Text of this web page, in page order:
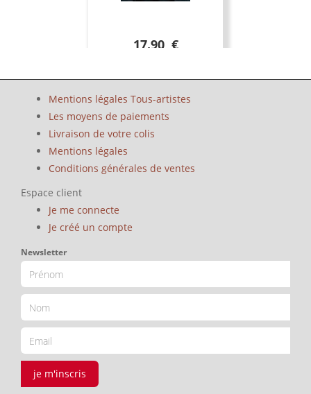
17.90 €
Mentions légales Tous-artistes
Les moyens de paiements
Livraison de votre colis
Mentions légales
Conditions générales de ventes
Espace client
Je me connecte
Je créé un compte
Newsletter
je m'inscris